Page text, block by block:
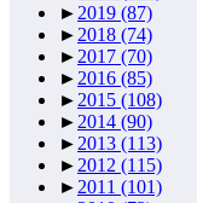
► 2019 (87)
► 2018 (74)
► 2017 (70)
► 2016 (85)
► 2015 (108)
► 2014 (90)
► 2013 (113)
► 2012 (115)
► 2011 (101)